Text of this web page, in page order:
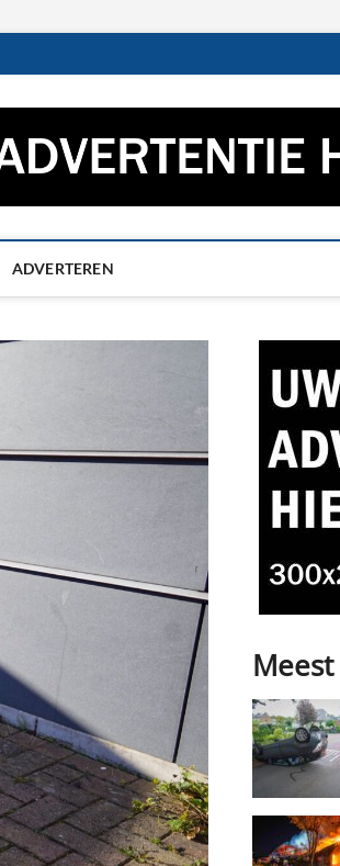
nieuws uit
ADVERTEREN